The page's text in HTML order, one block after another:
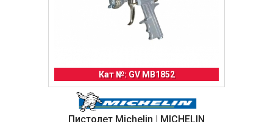
Кат №: GV MB1852
Пистолет Michelin | MICHELIN